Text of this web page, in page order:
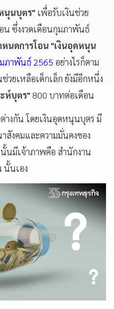
นุนบุตร" เพื่อรับเงินช่วย
ซึ่งงวดเดือนกุมภาพันธ์
หนดการโอน "เงินอุดหนุน
ภาพันธ์ 2565 อย่างไรก็ตาม
วยเหลือเด็กเล็ก ยังมีอีกหนึ่ง
ะห์บุตร" 800 บาทต่อเดือน
างกัน โดยเงินอุดหนุนบุตร มี
สังคมและความมั่นคงของ
นมีเจ้าภาพคือ สำนักงาน
นั้นเอง